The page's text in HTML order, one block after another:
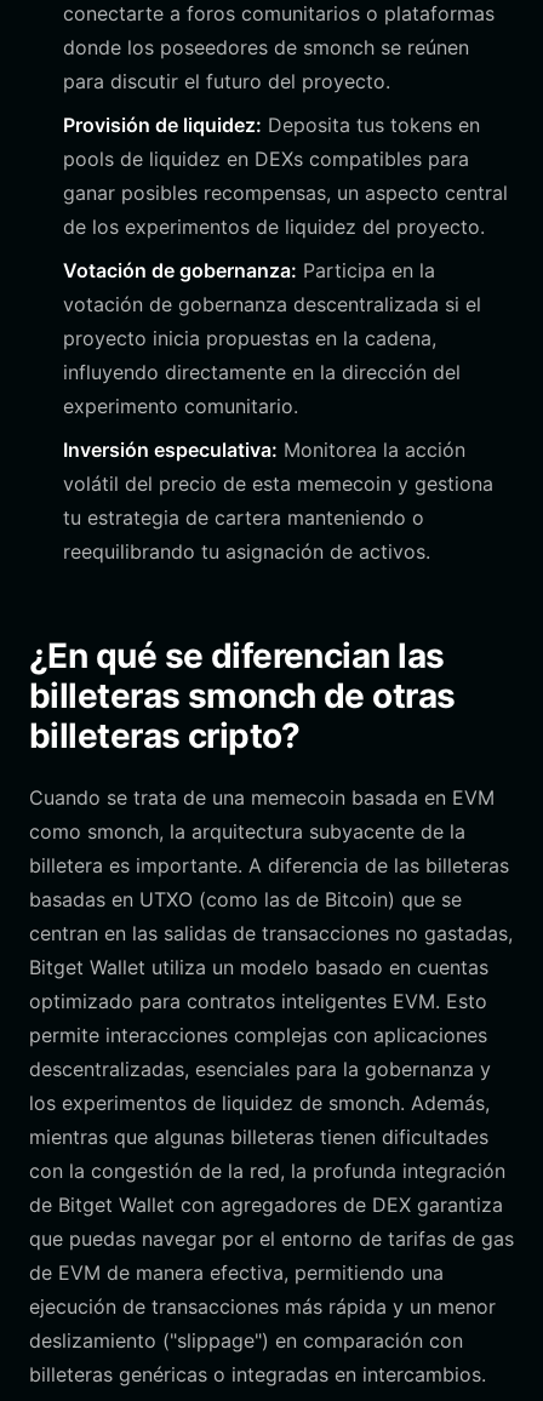
conectarte a foros comunitarios o plataformas
donde los poseedores de smonch se reúnen
para discutir el futuro del proyecto.
Provisión de liquidez: Deposita tus tokens en
pools de liquidez en DEXs compatibles para
ganar posibles recompensas, un aspecto central
de los experimentos de liquidez del proyecto.
Votación de gobernanza: Participa en la
votación de gobernanza descentralizada si el
proyecto inicia propuestas en la cadena,
influyendo directamente en la dirección del
experimento comunitario.
Inversión especulativa: Monitorea la acción
volátil del precio de esta memecoin y gestiona
tu estrategia de cartera manteniendo o
reequilibrando tu asignación de activos.
¿En qué se diferencian las
billeteras smonch de otras
billeteras cripto?
Cuando se trata de una memecoin basada en EVM
como smonch, la arquitectura subyacente de la
billetera es importante. A diferencia de las billeteras
basadas en UTXO (como las de Bitcoin) que se
centran en las salidas de transacciones no gastadas,
Bitget Wallet utiliza un modelo basado en cuentas
optimizado para contratos inteligentes EVM. Esto
permite interacciones complejas con aplicaciones
descentralizadas, esenciales para la gobernanza y
los experimentos de liquidez de smonch. Además,
mientras que algunas billeteras tienen dificultades
con la congestión de la red, la profunda integración
de Bitget Wallet con agregadores de DEX garantiza
que puedas navegar por el entorno de tarifas de gas
de EVM de manera efectiva, permitiendo una
ejecución de transacciones más rápida y un menor
deslizamiento ("slippage") en comparación con
billeteras genéricas o integradas en intercambios.